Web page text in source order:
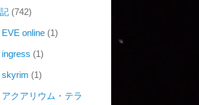
(742)
EVE online (1)
ingress (1)
skyrim (1)
アクアリウム・テラ